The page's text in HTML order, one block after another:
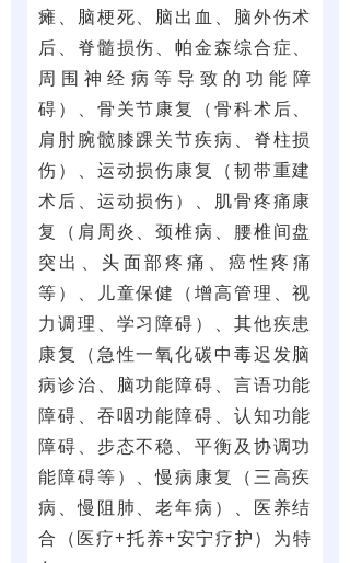
瘫、脑梗死、脑出血、脑外伤术
后、脊髓损伤、帕金森综合症、
周围神经病等导致的功能障
碍）、骨关节康复（骨科术后、
肩肘腕髋膝踝关节疾病、脊柱损
伤）、运动损伤康复（韧带重建
术后、运动损伤）、肌骨疼痛康
复（肩周炎、颈椎病、腰椎间盘
突出、头面部疼痛、癌性疼痛
等）、儿童保健（增高管理、视
力调理、学习障碍）、其他疾患
康复（急性一氧化碳中毒迟发脑
病诊治、脑功能障碍、言语功能
障碍、吞咽功能障碍、认知功能
障碍、步态不稳、平衡及协调功
能障碍等）、慢病康复（三高疾
病、慢阻肺、老年病）、医养结
合（医疗+托养+安宁疗护）为特